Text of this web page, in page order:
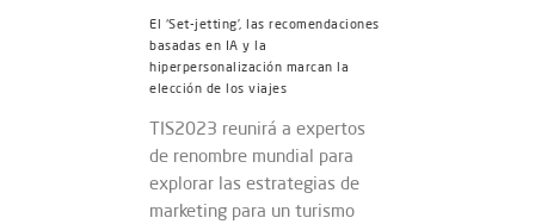
El ‘Set-jetting’, las recomendaciones
basadas en IA y la
hiperpersonalización marcan la
elección de los viajes
TIS2023 reunirá a expertos
de renombre mundial para
explorar las estrategias de
marketing para un turismo